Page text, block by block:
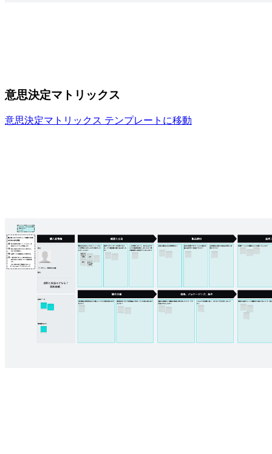
意思決定マトリックス
意思決定マトリックス テンプレートに移動